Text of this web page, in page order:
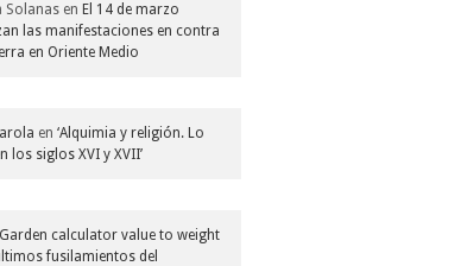
Solanas en El 14 de marzo
las manifestaciones en contra
en Oriente Medio
en ‘Alquimia y religión. Lo
los siglos XVI y XVII’
calculator value to weight
fusilamientos del